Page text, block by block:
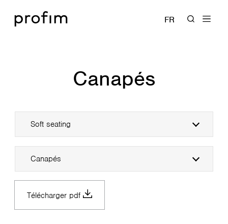
FR
Canapés
Soft seating
Canapés
Télécharger pdf